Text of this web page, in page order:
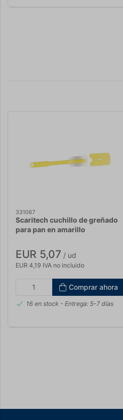
331067
Scaritech cuchillo de greñado
para pan en amarillo
EUR 5,07 / ud
EUR 4,19 IVA no incluido
Comprar ahora
16 en stock - Entrega: 5-7 días